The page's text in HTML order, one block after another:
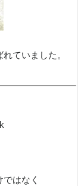
ていました。
はなく